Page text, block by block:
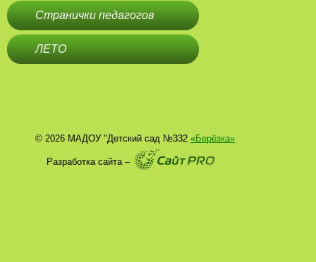
Странички педагогов
ЛЕТО
© 2026 МАДОУ "Детский сад №332 «Берёзка»
Разработка сайта –